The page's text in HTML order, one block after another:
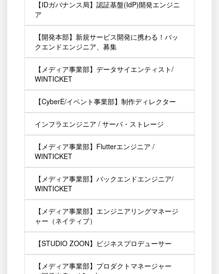
【IDガバナンス局】認証基盤(IdP)開発エンジニ
ア
【開発本部】新規サービス開発に携わる！バッ
クエンドエンジニア、募集
【メディア事業部】データサイエンティスト/
WINTICKET
【CyberE/イベント事業部】制作ディレクター
インフラエンジニア / サーバ・ストレージ
【メディア事業部】Flutterエンジニア /
WINTICKET
【メディア事業部】バックエンドエンジニア/
WINTICKET
【メディア事業部】エンジニアリングマネージ
ャー（ネイティブ）
【STUDIO ZOON】ビジネスプロデューサー
【メディア事業部】プロダクトマネージャー